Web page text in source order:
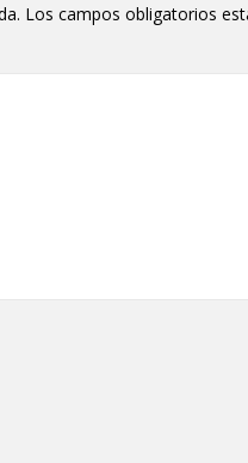
Los campos obligatorios